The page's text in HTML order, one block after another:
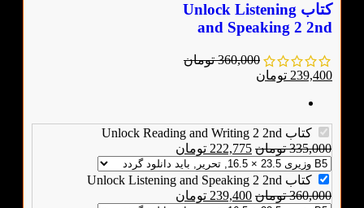
کتاب Unlock Listening
and Speaking 2 2nd
360,000 تومان
239,400 تومان
کتاب Unlock Reading and Writing 2 2nd
335,000 تومان 222,775 تومان
کتاب Unlock Listening and Speaking 2 2nd
360,000 تومان 239,400 تومان